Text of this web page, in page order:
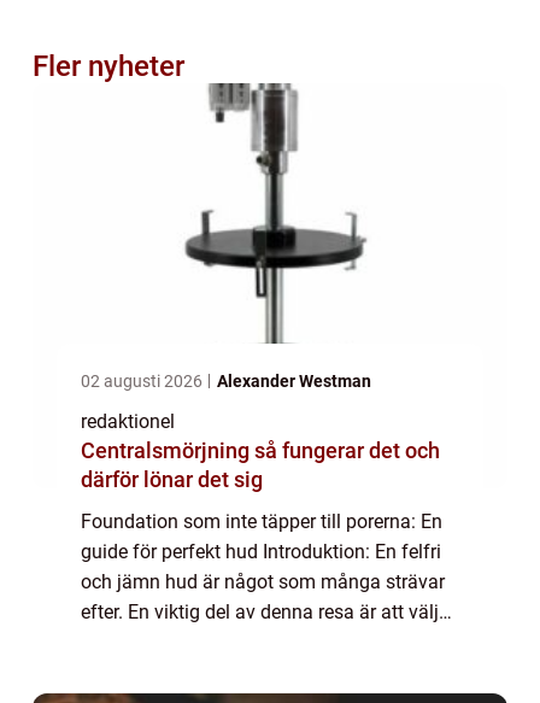
Fler nyheter
02 augusti 2026 Alexander Westman
redaktionel
Centralsmörjning så fungerar det och
därför lönar det sig
Foundation som inte täpper till porerna: En
guide för perfekt hud Introduktion: En felfri
och jämn hud är något som många strävar
efter. En viktig del av denna resa är att välja